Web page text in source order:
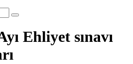
Ehliyet sınavı